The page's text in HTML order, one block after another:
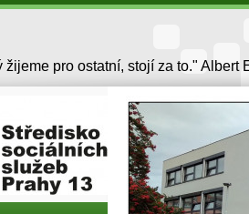
žijeme pro ostatní, stojí za to." Albert